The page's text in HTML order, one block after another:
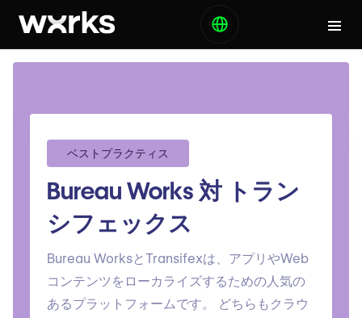
ベストプラクティス
Bureau Works 対 トラン
シフェックス
Bureau WorksとTransifexは、アプリやWeb
コンテンツをローカライズするための人気の
あるプラットフォームです。 どちらもクラウ